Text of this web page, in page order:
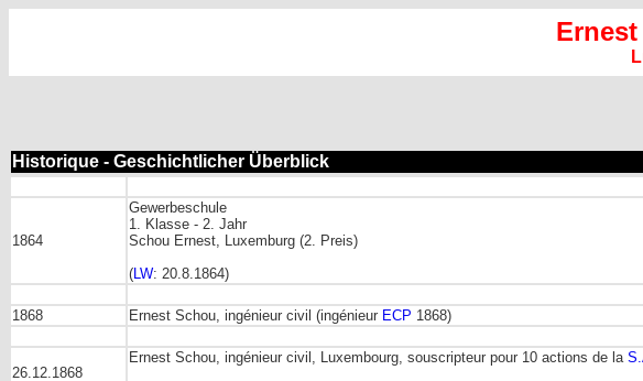
Historique - Geschichtlicher Überblick
1864
Gewerbeschule
1. Klasse - 2. Jahr
Schou Ernest, Luxemburg (2. Preis)
(LW: 20.8.1864)
1868 Ernest Schou, ingénieur civil (ingénieur ECP 1868)
26.12.1868
Ernest Schou, ingénieur civil, Luxembourg, souscripteur pour 10 actions de la